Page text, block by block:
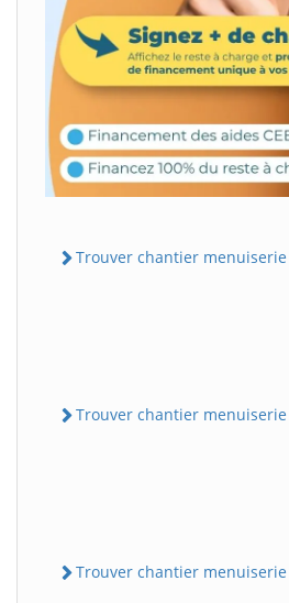
Trouver chantier menuiserie
Trouver chantier menuiserie
Trouver chantier menuiserie